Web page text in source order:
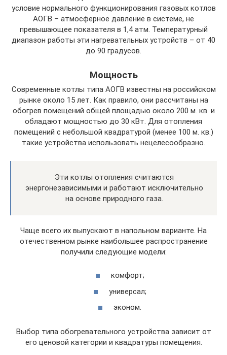
условие нормального функционирования газовых котлов
АОГВ – атмосферное давление в системе, не
превышающее показателя в 1,4 атм. Температурный
диапазон работы эти нагревательных устройств – от 40
до 90 градусов.
Мощность
Современные котлы типа АОГВ известны на российском
рынке около 15 лет. Как правило, они рассчитаны на
обогрев помещений общей площадью около 200 м. кв. и
обладают мощностью до 30 кВт. Для отопления
помещений с небольшой квадратурой (менее 100 м. кв.)
такие устройства использовать нецелесообразно.
Эти котлы отопления считаются
энергонезависимыми и работают исключительно
на основе природного газа.
Чаще всего их выпускают в напольном варианте. На
отечественном рынке наибольшее распространение
получили следующие модели:
комфорт;
универсал;
эконом.
Выбор типа обогревательного устройства зависит от
его ценовой категории и квадратуры помещения.